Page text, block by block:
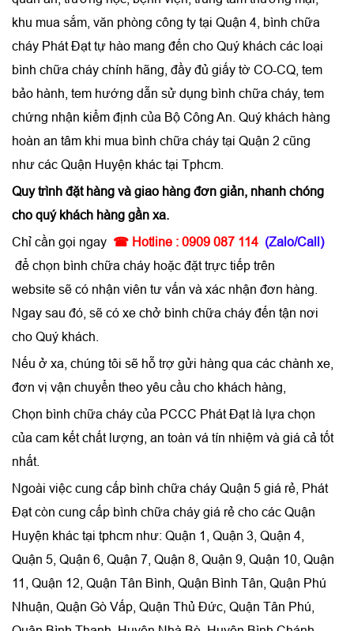
khu mua sắm, văn phòng công ty tại Quận 4, bình chữa
cháy Phát Đạt tự hào mang đến cho Quý khách các loại
bình chữa cháy chính hãng, đầy đủ giấy tờ CO-CQ, tem
bảo hành, tem hướng dẫn sử dụng bình chữa cháy, tem
chứng nhận kiểm định của Bộ Công An. Quý khách hàng
hoàn an tâm khi mua bình chữa cháy tại Quận 2 cũng
như các Quận Huyện khác tại Tphcm.
Quy trình đặt hàng và giao hàng đơn giản, nhanh chóng
cho quý khách hàng gần xa.
Chỉ cần gọi ngay ☎ Hotline : 0909 087 114 (Zalo/Call)
để chọn bình chữa cháy hoặc đặt trực tiếp trên
website sẽ có nhận viên tư vấn và xác nhận đơn hàng.
Ngay sau đó, sẽ có xe chở bình chữa cháy đến tận nơi
cho Quý khách.
Nếu ở xa, chúng tôi sẽ hỗ trợ gửi hàng qua các chành xe,
đơn vị vận chuyển theo yêu cầu cho khách hàng,
Chọn bình chữa cháy của PCCC Phát Đạt là lựa chọn
của cam kết chất lượng, an toàn vá tín nhiệm và giá cả tốt
nhất.
Ngoài việc cung cấp bình chữa cháy Quận 5 giá rẻ, Phát
Đạt còn cung cấp bình chữa cháy giá rẻ cho các Quận
Huyện khác tại tphcm như: Quận 1, Quận 3, Quận 4,
Quận 5, Quận 6, Quận 7, Quận 8, Quận 9, Quận 10, Quận
11, Quận 12, Quận Tân Bình, Quận Bình Tân, Quận Phú
Nhuận, Quận Gò Vấp, Quận Thủ Đức, Quận Tân Phú,